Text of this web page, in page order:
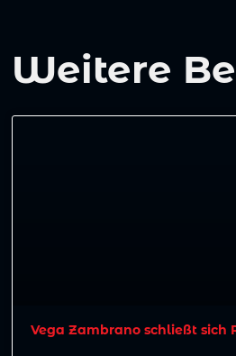
Weitere
Vega Zambrano schließt sich